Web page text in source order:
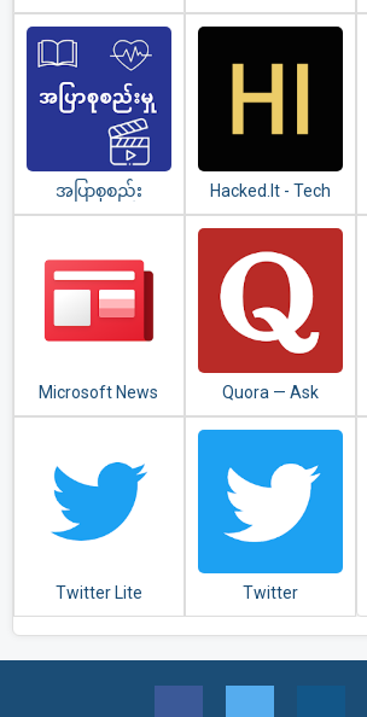
Breaking News
အပြာစုစည်း
မှု(Apyar
Hacked.It - Tech
News Reader
Microsoft News
Quora — Ask
Questions, Get
Twitter Lite Twitter